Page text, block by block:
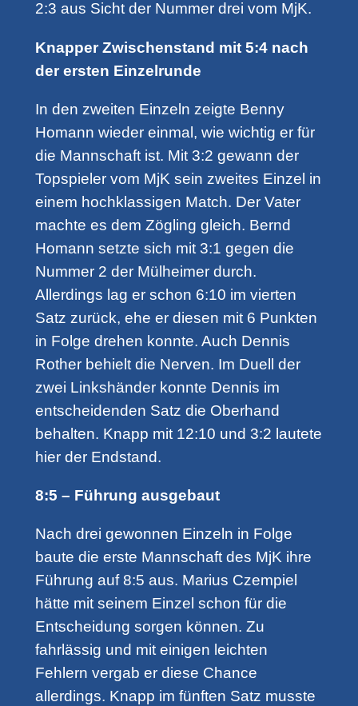
2:3 aus Sicht der Nummer drei vom MjK.
Knapper Zwischenstand mit 5:4 nach
der ersten Einzelrunde
In den zweiten Einzeln zeigte Benny
Homann wieder einmal, wie wichtig er für
die Mannschaft ist. Mit 3:2 gewann der
Topspieler vom MjK sein zweites Einzel in
einem hochklassigen Match. Der Vater
machte es dem Zögling gleich. Bernd
Homann setzte sich mit 3:1 gegen die
Nummer 2 der Mülheimer durch.
Allerdings lag er schon 6:10 im vierten
Satz zurück, ehe er diesen mit 6 Punkten
in Folge drehen konnte. Auch Dennis
Rother behielt die Nerven. Im Duell der
zwei Linkshänder konnte Dennis im
entscheidenden Satz die Oberhand
behalten. Knapp mit 12:10 und 3:2 lautete
hier der Endstand.
8:5 – Führung ausgebaut
Nach drei gewonnen Einzeln in Folge
baute die erste Mannschaft des MjK ihre
Führung auf 8:5 aus. Marius Czempiel
hätte mit seinem Einzel schon für die
Entscheidung sorgen können. Zu
fahrlässig und mit einigen leichten
Fehlern vergab er diese Chance
allerdings. Knapp im fünften Satz musste